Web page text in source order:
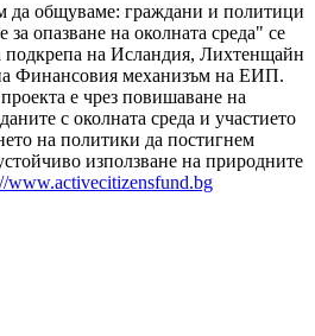
да общуваме: граждани и политици
опазване на околната среда" се
подкрепа на Исландия, Лихтенщайн
Финансовия механизъм на ЕИП.
е чрез повишаване на
с околната среда и участието
на политики да постигнем
използване на природните
www.activecitizensfund.bg